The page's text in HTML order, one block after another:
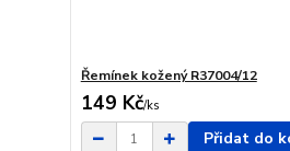
Řemínek kožený R37004/12
149 Kč/ks
Přidat do